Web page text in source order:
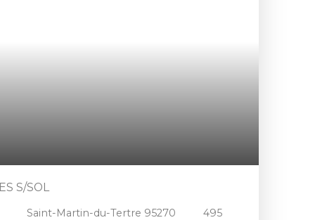
S/SOL
Saint-Martin-du-Tertre 95270
495